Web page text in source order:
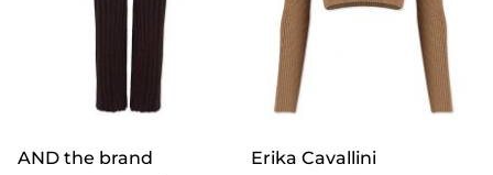
AND the brand Erika Cavallini